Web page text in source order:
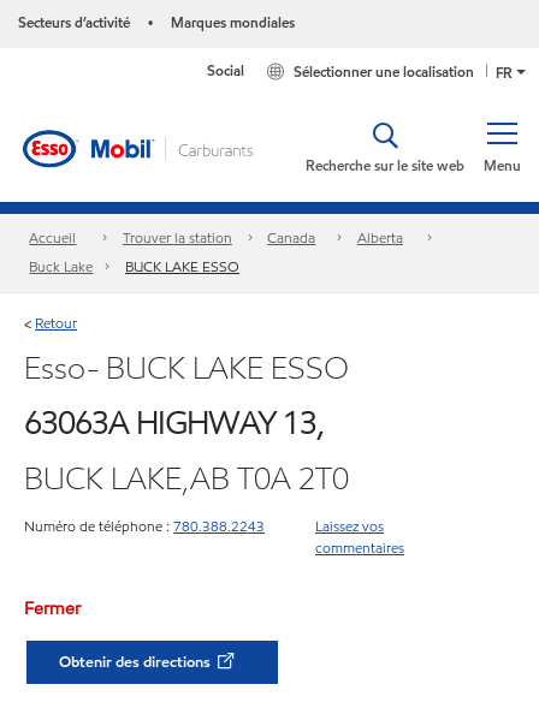
Secteurs d’activité • Marques mondiales
FR
Sélectionner une localisation
Social
Menu
Recherche sur le site web
Accueil Trouver la station Canada
Alberta
Buck Lake
BUCK LAKE ESSO
< Retour
Esso- BUCK LAKE ESSO
63063A HIGHWAY 13,
BUCK LAKE,AB T0A 2T0
Numéro de téléphone : 780.388.2243
Laissez vos
commentaires
Fermer
Obtenir des directions